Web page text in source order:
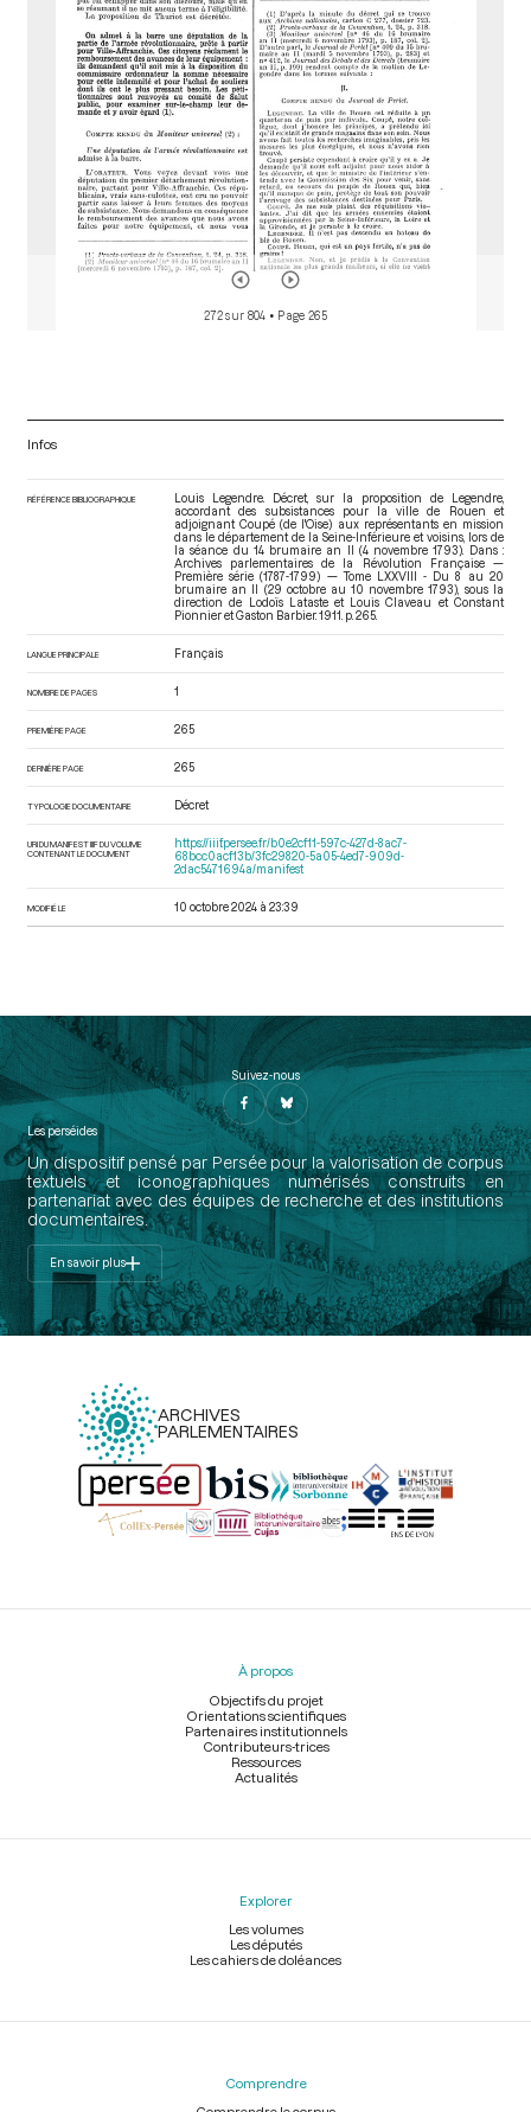
272 sur 804 • Page 265
Infos
RÉFÉRENCE BIBLIOGRAPHIQUE
Louis Legendre. Décret, sur la proposition de Legendre,
accordant des subsistances pour la ville de Rouen et
adjoignant Coupé (de l'Oise) aux représentants en mission
dans le département de la Seine-Inférieure et voisins, lors de
la séance du 14 brumaire an II (4 novembre 1793). Dans :
Archives parlementaires de la Révolution Française —
Première série (1787-1799) — Tome LXXVIII - Du 8 au 20
brumaire an II (29 octobre au 10 novembre 1793) , sous la
direction de Lodoïs Lataste et Louis Claveau et Constant
Pionnier et Gaston Barbier. 1911. p. 265.
LANGUE PRINCIPALE Français
NOMBRE DE PAGES 1
PREMIÈRE PAGE 265
DERNIÈRE PAGE 265
TYPOLOGIE DOCUMENTAIRE Décret
URI DU MANIFEST IIIF DU VOLUME
CONTENANT LE DOCUMENT
https://iiif.persee.fr/b0e2cf11-597c-427d-8ac7-
68bcc0acf13b/3fc29820-5a05-4ed7-909d-
2dac5471694a/manifest
MODIFIÉ LE 10 octobre 2024 à 23:39
Suivez-nous
Les perséides
Un dispositif pensé par Persée pour la valorisation de corpus
textuels et iconographiques numérisés construits en
partenariat avec des équipes de recherche et des institutions
documentaires.
En savoir plus
ARCHIVES
PARLEMENTAIRES
Menu
À propos
Objectifs du projet
Orientations scientifiques
Partenaires institutionnels
Contributeurs-trices
Ressources
Actualités
Explorer
Les volumes
Les députés
Les cahiers de doléances
Comprendre